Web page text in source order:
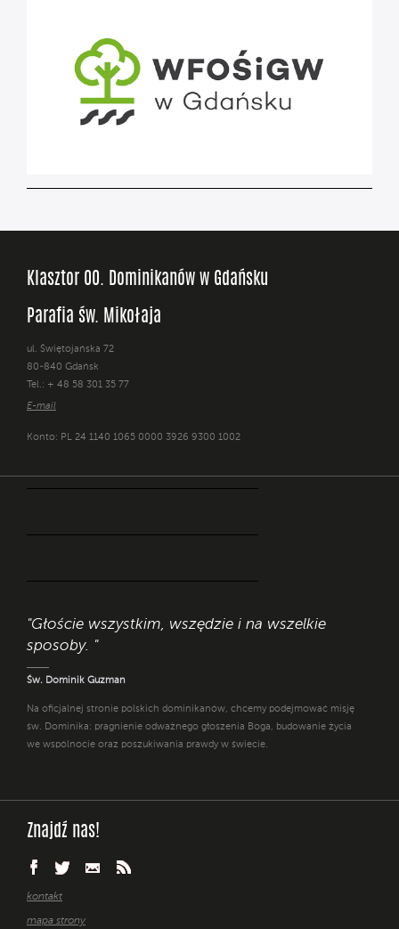
Klasztor OO. Dominikanów w Gdańsku
Parafia św. Mikołaja
ul. Świętojańska 72
80-840 Gdańsk
Tel.: + 48 58 301 35 77
E-mail
Konto: PL 24 1140 1065 0000 3926 9300 1002
"Głoście wszystkim, wszędzie i na wszelkie
sposoby. "
Św. Dominik Guzman
Na oficjalnej stronie polskich dominikanów, chcemy podejmować misję
św. Dominika: pragnienie odważnego głoszenia Boga, budowanie życia
we wspólnocie oraz poszukiwania prawdy w świecie.
Znajdź nas!
kontakt
mapa strony